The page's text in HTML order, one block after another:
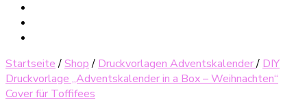
Startseite /Shop / Druckvorlagen Adventskalender/ DIY
Druckvorlage „Adventskalender in a Box – Weihnachten“
Cover für Toffifees